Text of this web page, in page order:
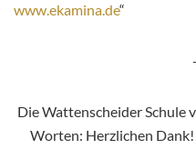
www.ekamina.de“
Die Wattenscheider Schule
Worten: Herzlichen